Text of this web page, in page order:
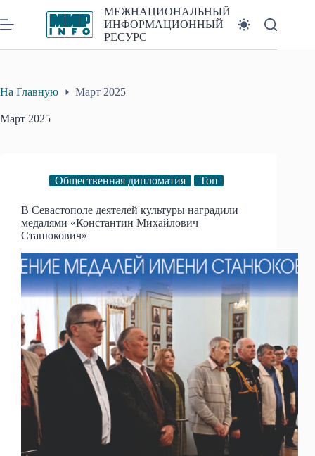
к
сути
МЕЖНАЦИОНАЛЬНЫЙ
ИНФОРМАЦИОННЫЙ
РЕСУРС
На Главную Март 2025
Март 2025
Общественная дипломатия Топ
В Севастополе деятелей культуры наградили
медалями «Константин Михайлович
Станюкович»